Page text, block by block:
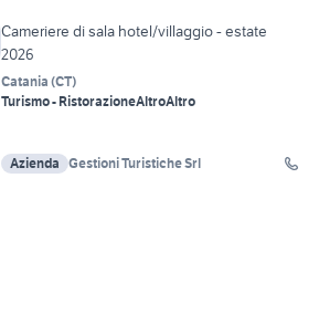
Cameriere di sala hotel/villaggio - estate
2026
Catania (CT)
Turismo - RistorazioneAltroAltro
Azienda Gestioni Turistiche Srl